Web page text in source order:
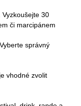
30
či marcipánem
správný
vhodné zvolit